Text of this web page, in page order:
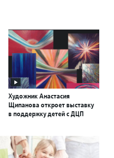
Художник Анастасия
Щипанова откроет выставку
в поддержку детей с ДЦП